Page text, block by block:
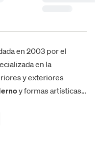
en 2003 por el
en la
y exteriores
y formas artísticas.
de la